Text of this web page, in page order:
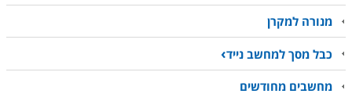
מנורה למקרן
כבל מסך למחשב נייד
מחשבים מחודשים